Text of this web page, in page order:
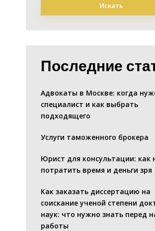
Искать
Последние
Адвокаты в Москве: когда
специалист и как выбрать
подходящего
Услуги таможенного брокера
Юрист для консультации: как
потратить время и деньги зря
Как заказать диссертацию на
соискание ученой степени
наук: что нужно знать перед
работы